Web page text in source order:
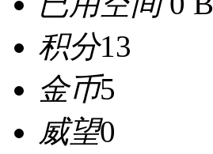
积分13
金币5
威望0